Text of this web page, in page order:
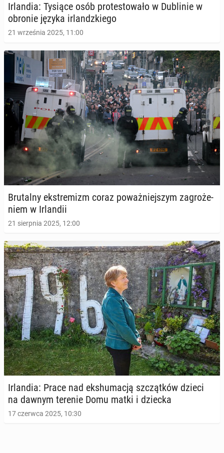
Ir­lan­dia: Tysiące osób pro­te­sto­wa­ło w Du­bli­nie w
obronie języka ir­landz­kie­go
21 września 2025, 11:00
Bru­tal­ny eks­tre­mizm coraz po­waż­niej­szym za­gro­że­
niem w Ir­lan­dii
21 sierpnia 2025, 12:00
Ir­lan­dia: Prace nad eks­hu­ma­cją szcząt­ków dzieci
na dawnym terenie Domu matki i dziecka
17 czerwca 2025, 10:30